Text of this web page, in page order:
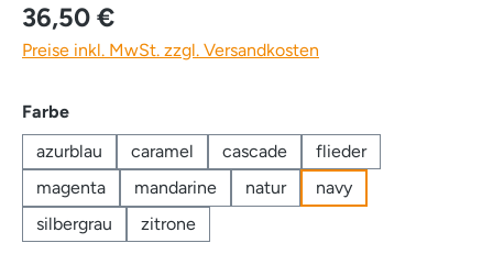
36,50 €
Preise inkl. MwSt. zzgl. Versandkosten
Farbeauswählen
azurblau
caramel cascade
flieder
magenta
mandarine natur
navy
silbergrau
zitrone